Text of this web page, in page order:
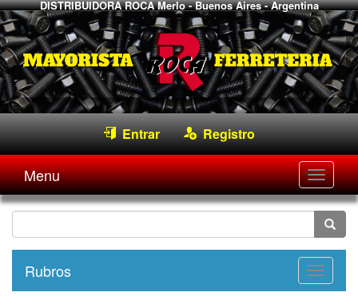
DISTRIBUIDORA ROCA Merlo - Buenos Aires - Argentina
Entrar Registro
Menu
Rubros